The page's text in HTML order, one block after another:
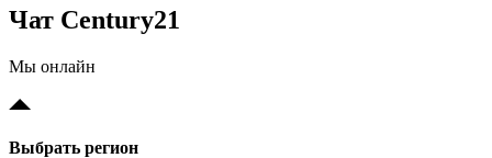
Чат Century21
Мы онлайн
Выбрать регион